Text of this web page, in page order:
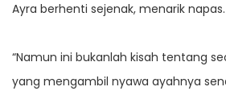
Ayra berhenti sejenak, menarik napas.
“Namun ini bukanlah kisah tentang
yang mengambil nyawa ayahnya